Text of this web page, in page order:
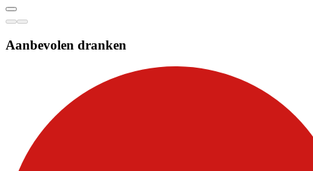
Aanbevolen dranken